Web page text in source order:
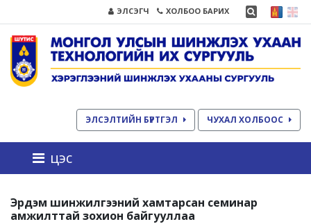
ЭЛСЭГЧ ХОЛБОО БАРИХ
ЭЛСЭЛТИЙН БҮРТГЭЛ ЧУХАЛ ХОЛБООС
цэс
Эрдэм шинжилгээний хамтарсан семинар
амжилттай зохион байгууллаа